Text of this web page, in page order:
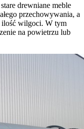
drewniane meble
przechowywania, a
ilość wilgoci. W tym
na powietrzu lub